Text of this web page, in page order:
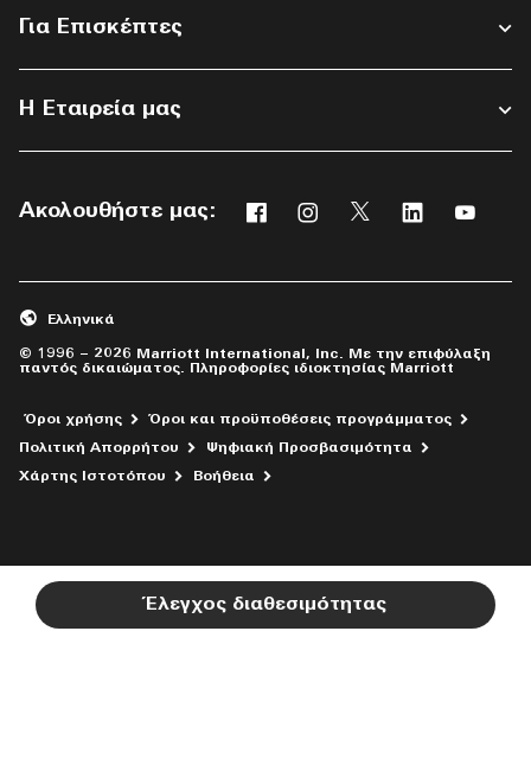
Έλεγχος διαθεσιμότητας
Για Επισκέπτες
Η Εταιρεία μας
Ακολουθήστε μας:
Facebook
Ανοίγει νέο παράθυρο
Instagram
Ανοίγει νέο παράθυρο
Twitter
Ανοίγει νέο
Linkedin
Ανοίγει νέο
© 1996 – 2026 Marriott International, Inc. Με την επιφύλαξη
παντός δικαιώματος. Πληροφορίες ιδιοκτησίας Marriott
Ελληνικά
Όροι χρήσης
Όροι και προϋποθέσεις προγράμματος
Πολιτική Απορρήτου
Ψηφιακή Προσβασιμότητα
Χάρτης Ιστοτόπου
Βοήθεια